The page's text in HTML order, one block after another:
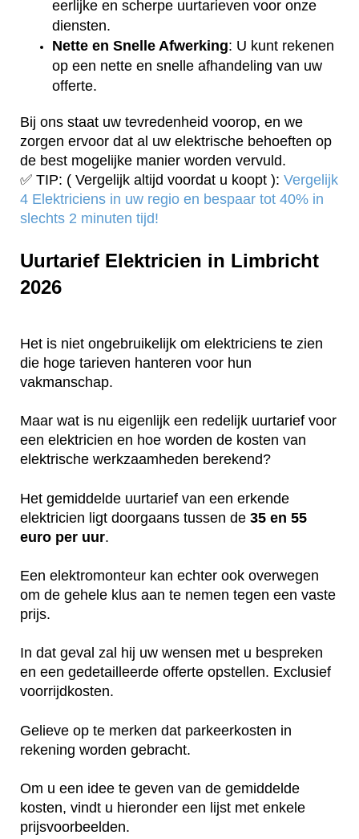
eerlijke en scherpe uurtarieven voor onze
diensten.
Nette en Snelle Afwerking: U kunt rekenen
op een nette en snelle afhandeling van uw
offerte.
Bij ons staat uw tevredenheid voorop, en we
zorgen ervoor dat al uw elektrische behoeften op
de best mogelijke manier worden vervuld.
✅ TIP: ( Vergelijk altijd voordat u koopt ): Vergelijk
4 Elektriciens in uw regio en bespaar tot 40% in
slechts 2 minuten tijd!
Uurtarief Elektricien in Limbricht
2026
Het is niet ongebruikelijk om elektriciens te zien
die hoge tarieven hanteren voor hun
vakmanschap.
Maar wat is nu eigenlijk een redelijk uurtarief voor
een elektricien en hoe worden de kosten van
elektrische werkzaamheden berekend?
Het gemiddelde uurtarief van een erkende
elektricien ligt doorgaans tussen de 35 en 55
euro per uur.
Een elektromonteur kan echter ook overwegen
om de gehele klus aan te nemen tegen een vaste
prijs.
In dat geval zal hij uw wensen met u bespreken
en een gedetailleerde offerte opstellen. Exclusief
voorrijdkosten.
Gelieve op te merken dat parkeerkosten in
rekening worden gebracht.
Om u een idee te geven van de gemiddelde
kosten, vindt u hieronder een lijst met enkele
prijsvoorbeelden.